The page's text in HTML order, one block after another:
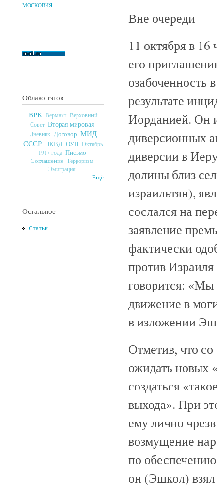
МОСКОВИЯ
Облако тэгов
ВРК Вермахт Верховный
Совет Вторая мировая
Дневник Договор МИД
СССР НКВД ОУН Октябрь
1917 года Письмо
Соглашение Терроризм
Эмиграция
Ещё
Остальное
Статьи
Вне очереди
11 октября в
его
озабоченность
результате
Иорданией. Он
диверсионных
диверсии в
долины близ
израильтян),
сослался на
заявление
фактически
против
говорится: «Мы
движение в
в изложении
Отметив, что
ожидать новых
создаться
выхода». При
ему лично
возмущение
по
он (Эшкол) взял